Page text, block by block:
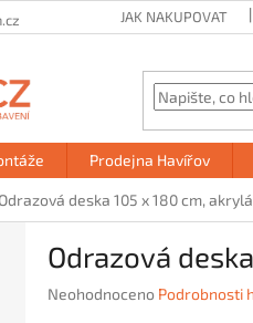
JAK NAKUPOVAT
Prodejna Havířov
Odrazová deska 105 x 180 cm,
Odrazová
Průměrné
Neohodnoceno Podrobnosti